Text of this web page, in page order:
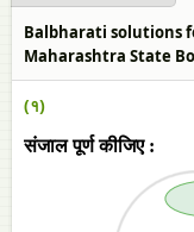
Balbharati solutions
Maharashtra State
(१)
संजाल पूर्ण कीजिए :